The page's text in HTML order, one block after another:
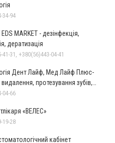
34-94
MARKET - дезінфекція,
дератизація
41-31, +380(56)443-04-41
Дент Лайф, Мед Лайф Плюс-
видалення, протезування зубів,
прикусу
04-66
«ВЕЛЕС»
19-28
кабінет